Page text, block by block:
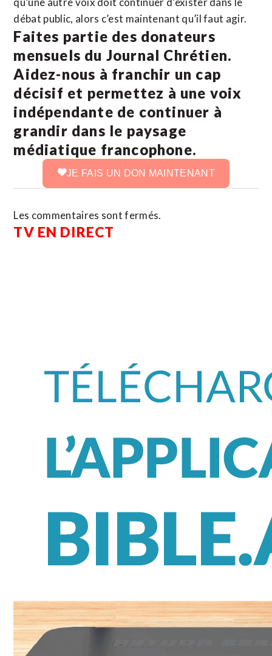
débat public, alors c’est maintenant qu’il faut agir.
Faites partie des donateurs
mensuels du Journal Chrétien.
Aidez-nous à franchir un cap
décisif et permettez à une voix
indépendante de continuer à
grandir dans le paysage
médiatique francophone.
JE FAIS UN DON MAINTENANT
Les commentaires sont fermés.
TV EN DIRECT